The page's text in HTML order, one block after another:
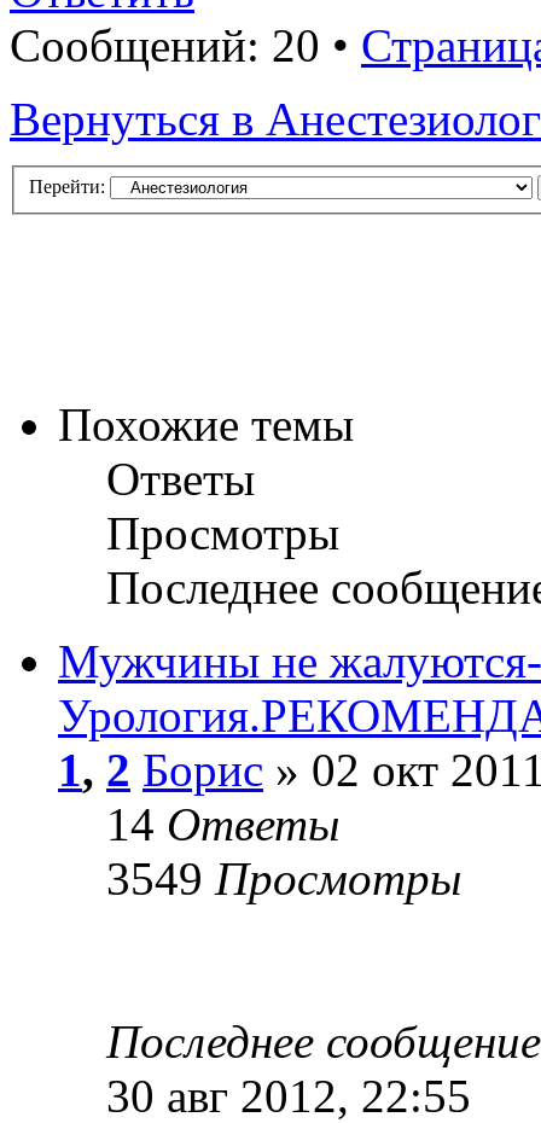
Сообщений: 20 •
Вернуться в
Перейти:
Похожие темы
Ответы
Просмотры
Последнее
Мужчины не жалуются-
1, 2 Борис » 02 окт
14 Ответы
3549 Просмотры
Последнее
30 авг 2012, 22:55